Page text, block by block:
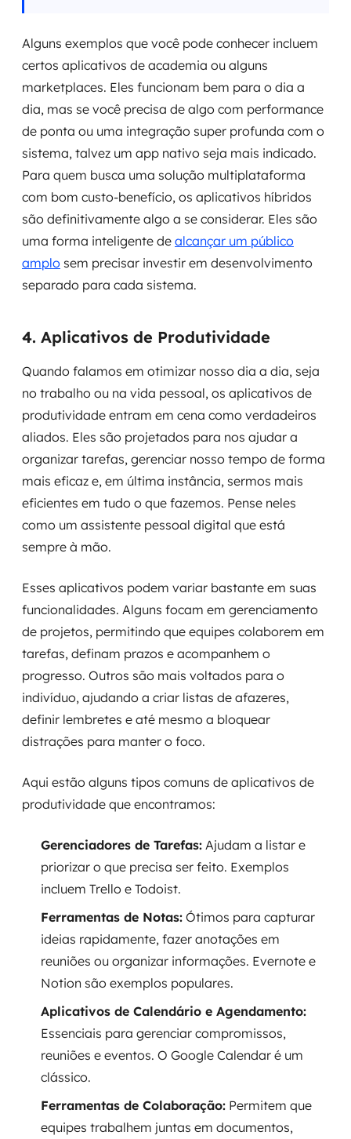
Alguns exemplos que você pode conhecer incluem
certos aplicativos de academia ou alguns
marketplaces. Eles funcionam bem para o dia a
dia, mas se você precisa de algo com performance
de ponta ou uma integração super profunda com o
sistema, talvez um app nativo seja mais indicado.
Para quem busca uma solução multiplataforma
com bom custo-benefício, os aplicativos híbridos
são definitivamente algo a se considerar. Eles são
uma forma inteligente de alcançar um público
amplo sem precisar investir em desenvolvimento
separado para cada sistema.
4. Aplicativos de Produtividade
Quando falamos em otimizar nosso dia a dia, seja
no trabalho ou na vida pessoal, os aplicativos de
produtividade entram em cena como verdadeiros
aliados. Eles são projetados para nos ajudar a
organizar tarefas, gerenciar nosso tempo de forma
mais eficaz e, em última instância, sermos mais
eficientes em tudo o que fazemos. Pense neles
como um assistente pessoal digital que está
sempre à mão.
Esses aplicativos podem variar bastante em suas
funcionalidades. Alguns focam em gerenciamento
de projetos, permitindo que equipes colaborem em
tarefas, definam prazos e acompanhem o
progresso. Outros são mais voltados para o
indivíduo, ajudando a criar listas de afazeres,
definir lembretes e até mesmo a bloquear
distrações para manter o foco.
Aqui estão alguns tipos comuns de aplicativos de
produtividade que encontramos:
Gerenciadores de Tarefas: Ajudam a listar e
priorizar o que precisa ser feito. Exemplos
incluem Trello e Todoist.
Ferramentas de Notas: Ótimos para capturar
ideias rapidamente, fazer anotações em
reuniões ou organizar informações. Evernote e
Notion são exemplos populares.
Aplicativos de Calendário e Agendamento:
Essenciais para gerenciar compromissos,
reuniões e eventos. O Google Calendar é um
clássico.
Ferramentas de Colaboração: Permitem que
equipes trabalhem juntas em documentos,